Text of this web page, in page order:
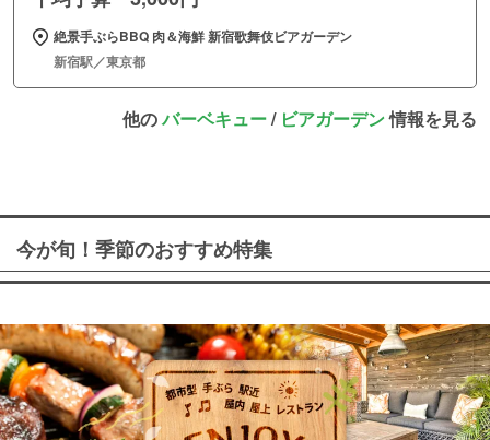
絶景手ぶらBBQ 肉＆海鮮 新宿歌舞伎ビアガーデン
新宿駅／東京都
他のバーベキュー/ ビアガーデン情報を見る
今が旬！季節のおすすめ特集